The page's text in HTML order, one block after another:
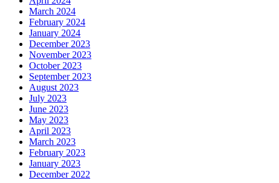
March 2024
February 2024
January 2024
December 2023
November 2023
October 2023
September 2023
August 2023
July 2023
June 2023
May 2023
April 2023
March 2023
February 2023
January 2023
December 2022